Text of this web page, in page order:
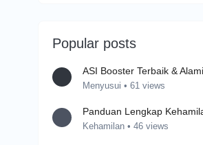
Popular posts
ASI Booster Terbaik &
Menyusui • 61 views
Panduan Lengkap
Kehamilan • 46 views